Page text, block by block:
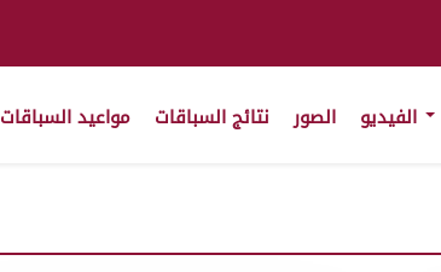
الصور نتائج السباقات مواعيد السباقات